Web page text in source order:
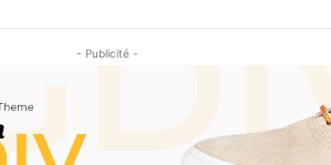
- Publicité -